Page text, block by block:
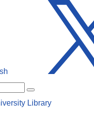
Library